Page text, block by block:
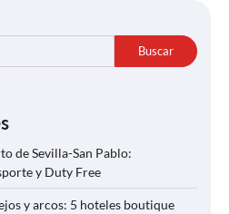
Buscar
de Sevilla-San Pablo:
y Duty Free
y arcos: 5 hoteles boutique